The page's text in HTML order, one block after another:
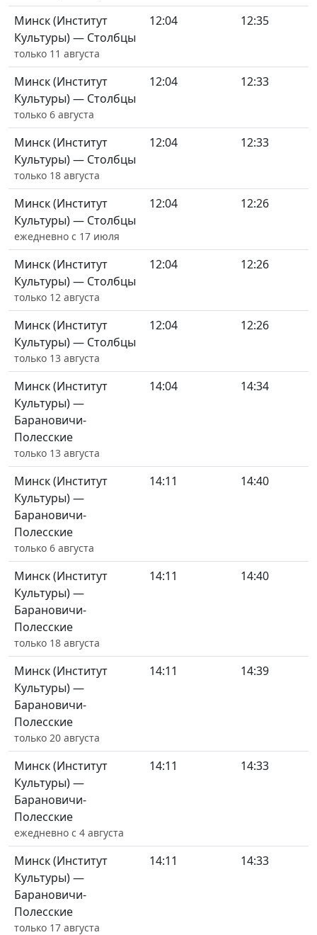
Минск (Институт
Культуры) — Столбцы
только 11 августа
12:04 12:35
Минск (Институт
Культуры) — Столбцы
только 6 августа
12:04 12:33
Минск (Институт
Культуры) — Столбцы
только 18 августа
12:04 12:33
Минск (Институт
Культуры) — Столбцы
ежедневно с 17 июля
12:04 12:26
Минск (Институт
Культуры) — Столбцы
только 12 августа
12:04 12:26
Минск (Институт
Культуры) — Столбцы
только 13 августа
12:04 12:26
Минск (Институт
Культуры) —
Барановичи-
Полесские
только 13 августа
14:04 14:34
Минск (Институт
Культуры) —
Барановичи-
Полесские
только 6 августа
14:11 14:40
Минск (Институт
Культуры) —
Барановичи-
Полесские
только 18 августа
14:11 14:40
Минск (Институт
Культуры) —
Барановичи-
Полесские
только 20 августа
14:11 14:39
Минск (Институт
Культуры) —
Барановичи-
Полесские
ежедневно с 4 августа
14:11 14:33
Минск (Институт
Культуры) —
Барановичи-
Полесские
только 17 августа
14:11 14:33